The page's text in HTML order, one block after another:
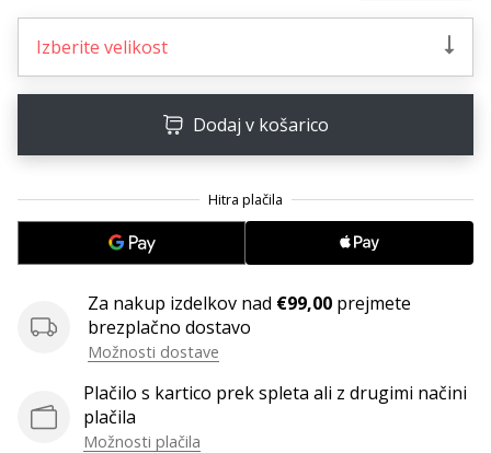
Imate
svojo
stran,
Facebook
forum?
Pridružite
našemu…
Izberite velikost
Dodaj v košarico
Za nakup izdelkov nad €99,00 prejmete
brezplačno dostavo
Možnosti dostave
Plačilo s kartico prek spleta ali z drugimi načini
plačila
Možnosti plačila